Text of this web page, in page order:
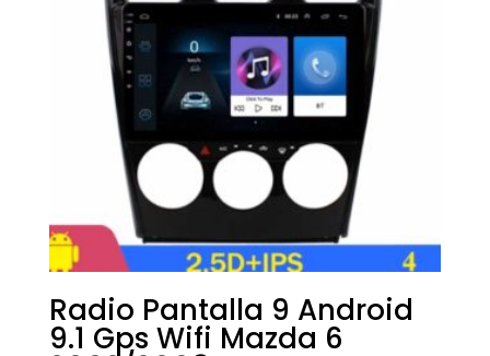
Radio Pantalla 9 Android
9.1 Gps Wifi Mazda 6